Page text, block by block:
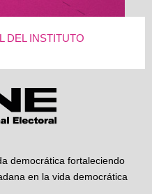
DEL INSTITUTO
democrática fortaleciendo
en la vida democrática